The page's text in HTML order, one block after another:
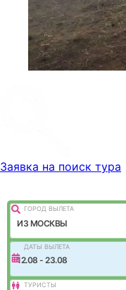
Заявка на поиск тура
ГОРОД ВЫЛEТА
ИЗ МОСКВЫ
ДАТЫ ВЫЛЕТА
12.08 - 23.08
ТУРИСТЫ